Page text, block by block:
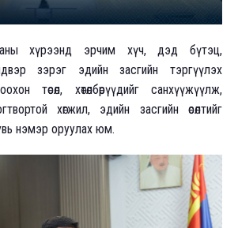
хүрээнд эрчим хүч, дэд бүтэц,
зэрэг эдийн засгийн тэргүүлэх
төсөл, хөтөлбөрүүдийг санхүүжүүлж,
хөгжил, эдийн засгийн өсөлтийг
нэмэр оруулах юм.